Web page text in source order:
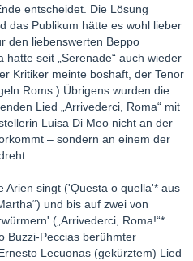
entscheidet. Die Lösung
das Publikum hätte es wohl lieber
den liebenswerten Beppo
seit „Serenade“ auch wieder
Kritiker meinte boshaft, der Tenor
Roms.) Übrigens wurden die
Lied „Arrivederci, Roma“ mit
Luisa Di Meo nicht an der
– sondern an einem der
Arien singt ('Questa o quella'* aus
und bis auf zwei von
(„Arrivederci, Roma!“*
Buzzi-Peccias berühmter
Lecuonas (gekürztem) Lied